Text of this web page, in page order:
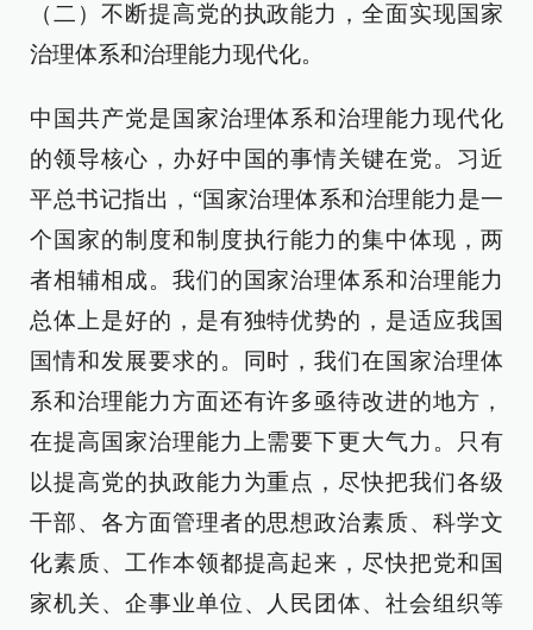
（二）不断提高党的执政能力，全面实现国家
治理体系和治理能力现代化。
中国共产党是国家治理体系和治理能力现代化
的领导核心，办好中国的事情关键在党。习近
平总书记指出，“国家治理体系和治理能力是一
个国家的制度和制度执行能力的集中体现，两
者相辅相成。我们的国家治理体系和治理能力
总体上是好的，是有独特优势的，是适应我国
国情和发展要求的。同时，我们在国家治理体
系和治理能力方面还有许多亟待改进的地方，
在提高国家治理能力上需要下更大气力。只有
以提高党的执政能力为重点，尽快把我们各级
干部、各方面管理者的思想政治素质、科学文
化素质、工作本领都提高起来，尽快把党和国
家机关、企事业单位、人民团体、社会组织等